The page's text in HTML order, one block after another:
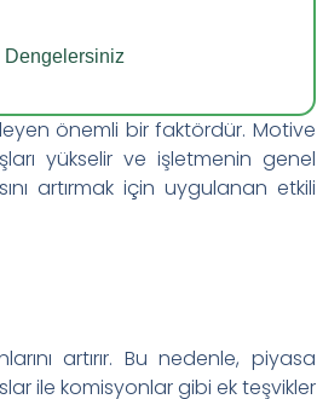
Dengelersiniz
önemli bir faktördür. Motive
yükselir ve işletmenin genel
artırmak için uygulanan etkili
artırır. Bu nedenle, piyasa
ile komisyonlar gibi ek teşvikler